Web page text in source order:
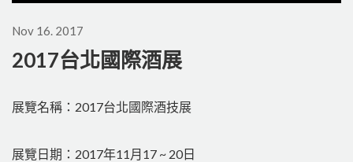
Nov 16. 2017
2017台北國際酒展
展覽名稱：2017台北國際酒技展
展覽日期：2017年11月17 ~ 20日